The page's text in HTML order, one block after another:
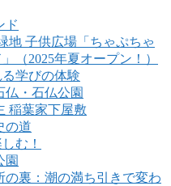
ド
地 子供広場「ちゃぷちゃ
（2025年夏オープン！）
学びの体験
仏・石仏公園
稲葉家下屋敷
の道
む！
園
の裏：潮の満ち引きで変わ